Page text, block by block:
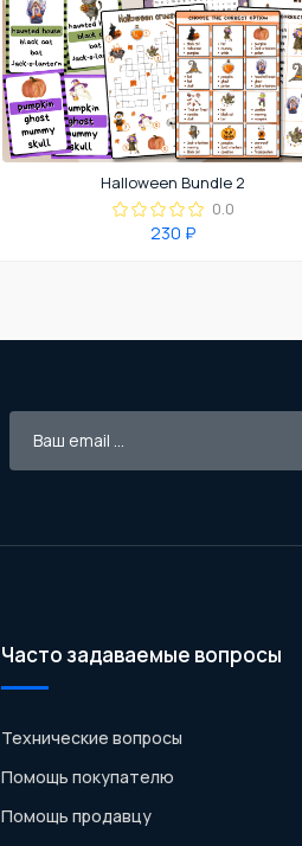
Halloween Bundle 2
0.0
230 ₽
Часто задаваемые вопросы
Технические вопросы
Помощь покупателю
Помощь продавцу